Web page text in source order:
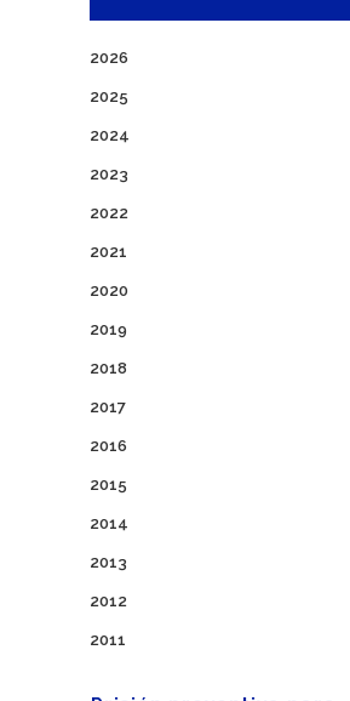
2026
2025
2024
2023
2022
2021
2020
2019
2018
2017
2016
2015
2014
2013
2012
2011